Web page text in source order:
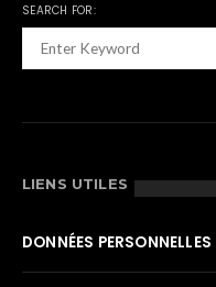
SEARCH FOR:
LIENS UTILES
DONNÉES PERSONNELLES